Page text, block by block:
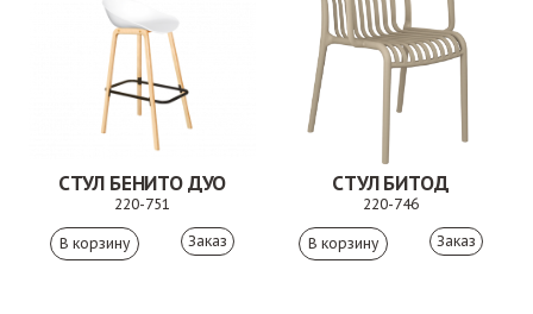
СТУЛ БЕНИТО ДУО
220-751
Заказ
СТУЛ БИТОД
220-746
Заказ